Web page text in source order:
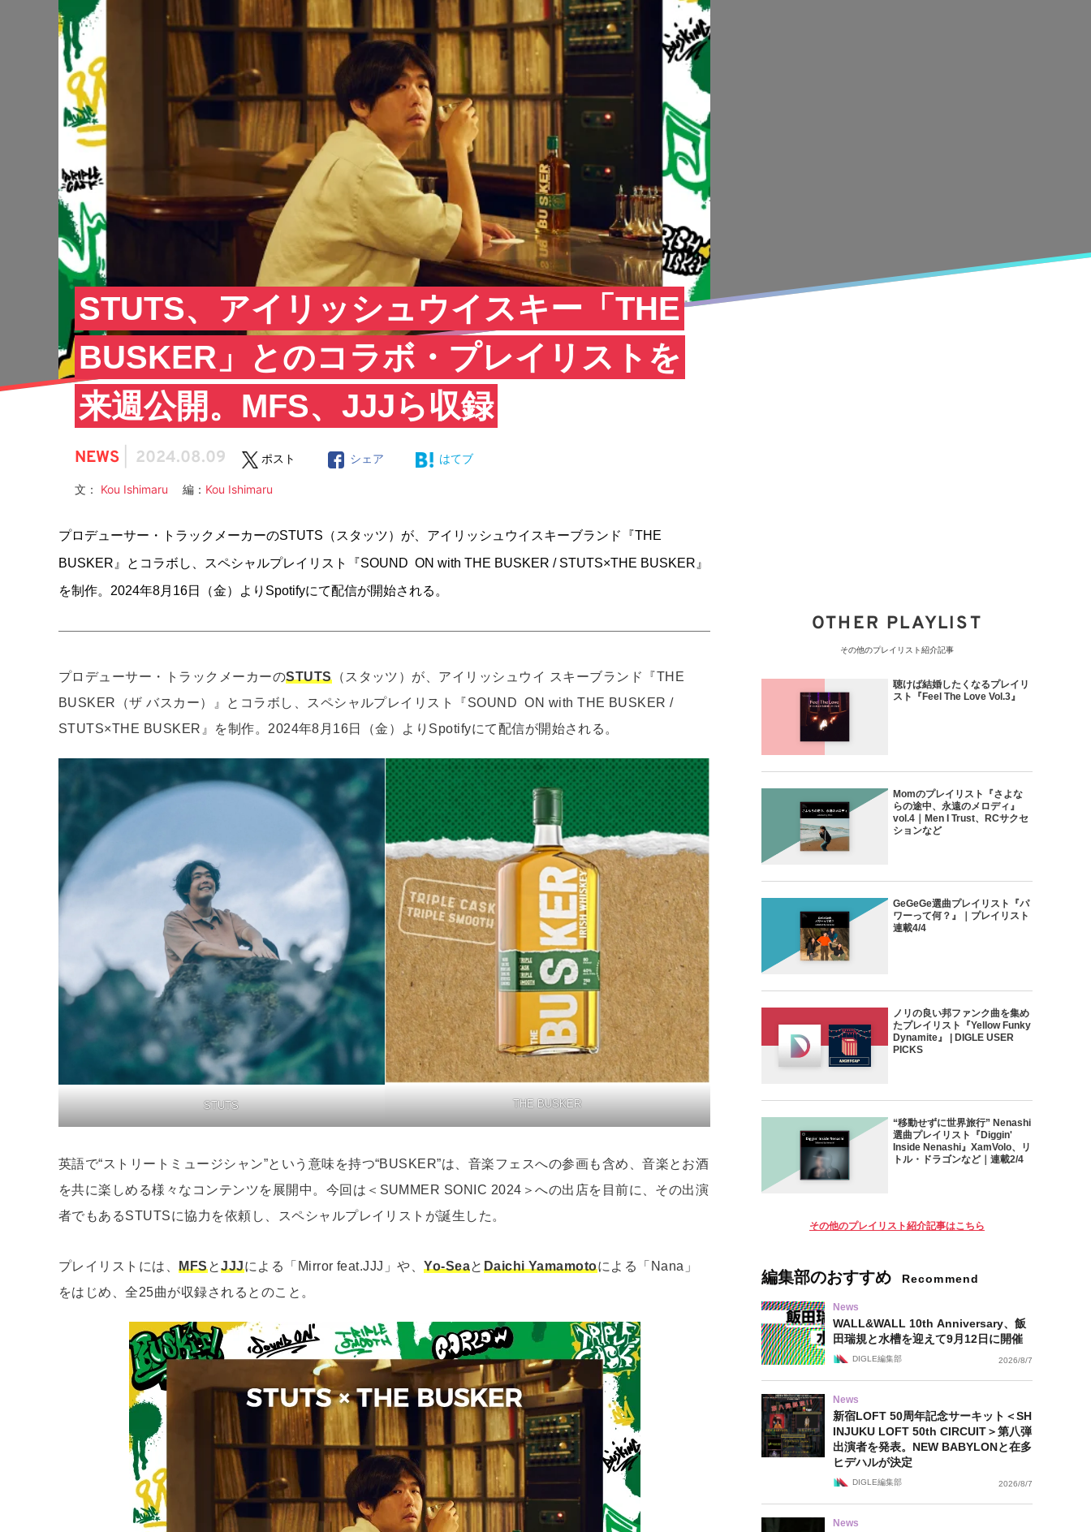
STUTS、アイリッシュウイスキー「THE
BUSKER」とのコラボ・プレイリストを
来週公開。MFS、JJJら収録
NEWS 2024.08.09 ポスト シェア はてブ
文： Kou Ishimaru 編： Kou Ishimaru
プロデューサー・トラックメーカーのSTUTS（スタッツ）が、アイリッシュウイスキーブランド『THE
BUSKER』とコラボし、スペシャルプレイリスト『SOUND ON with THE BUSKER / STUTS×THE BUSKER』
を制作。2024年8⽉16⽇（⾦）よりSpotifyにて配信が開始される。
プロデューサー・トラックメーカーのSTUTS（スタッツ）が、アイリッシュウイ スキーブランド『THE
BUSKER（ザ バスカー）』とコラボし、スペシャルプレイリスト『SOUND ON with THE BUSKER /
STUTS×THE BUSKER』を制作。2024年8⽉16⽇（⾦）よりSpotifyにて配信が開始される。
STUTS THE BUSKER
英語で“ストリートミュージシャン”という意味を持つ“BUSKER”は、⾳楽フェスへの参画も含め、音楽とお酒
を共に楽しめる様々なコンテンツを展開中。今回は＜SUMMER SONIC 2024＞への出店を⽬前に、その出演
者でもあるSTUTSに協⼒を依頼し、スペシャルプレイリストが誕生した。
プレイリストには、MFSとJJJによる「Mirror feat.JJJ」や、Yo-Seaと Daichi Yamamotoによる「Nana」
をはじめ、全25曲が収録されるとのこと。
OTHER PLAYLIST
その他のプレイリスト紹介記事
聴けば結婚したくなるプレイリ
スト『Feel The Love Vol.3』
Momのプレイリスト『さよな
らの途中、永遠のメロディ』
vol.4｜Men I Trust、RCサクセ
ションなど
GeGeGe選曲プレイリスト『パ
ワーって何？』｜プレイリスト
連載4/4
ノリの良い邦ファンク曲を集め
たプレイリスト『Yellow Funky
Dynamite』 | DIGLE USER
PICKS
“移動せずに世界旅行” Nenashi
選曲プレイリスト『Diggin'
Inside Nenashi』XamVolo、リ
トル・ドラゴンなど｜連載2/4
その他のプレイリスト紹介記事はこちら
編集部のおすすめ Recommend
News
WALL&WALL 10th Anniversary、飯
田瑞規と水槽を迎えて9月12日に開催
DIGLE編集部 2026/8/7
News
新宿LOFT 50周年記念サーキット＜SH
INJUKU LOFT 50th CIRCUIT＞第八弾
出演者を発表。NEW BABYLONと在多
ヒデハルが決定
DIGLE編集部 2026/8/7
News